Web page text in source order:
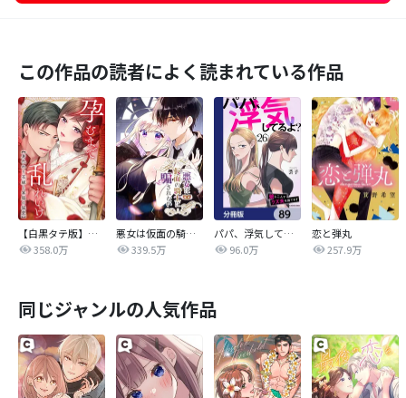
この作品の読者によく読まれている作品
【白黒タテ版】孕むまで乱れいけ～身代わり花嫁と軍服の猛愛
358.0万
悪女は仮面の騎士に騙されない
339.5万
パパ、浮気してるよ？娘と二人でクズ夫を捨てます【分冊版】
96.0万
恋と弾丸
257.9万
同じジャンルの人気作品